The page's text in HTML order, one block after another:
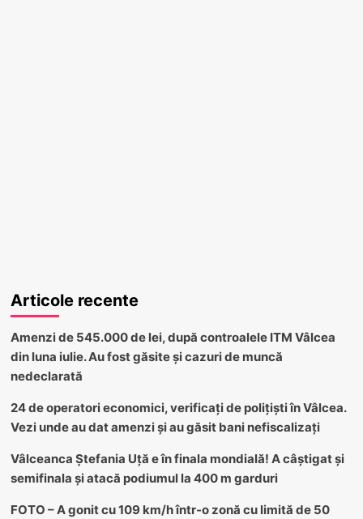
Articole recente
Amenzi de 545.000 de lei, după controalele ITM Vâlcea
din luna iulie. Au fost găsite și cazuri de muncă
nedeclarată
24 de operatori economici, verificați de polițiști în Vâlcea.
Vezi unde au dat amenzi și au găsit bani nefiscalizați
Vâlceanca Ștefania Uță e în finala mondială! A câștigat și
semifinala și atacă podiumul la 400 m garduri
FOTO – A gonit cu 109 km/h într-o zonă cu limită de 50